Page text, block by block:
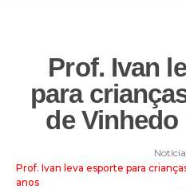
Prof. Ivan
para
de Vinhedo
Prof. Ivan leva esporte para
anos